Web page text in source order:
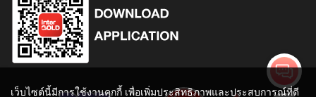
เว็บไซต์นี้มีการใช้งานคุกกี้ เพื่อเพิ่มประสิทธิภาพและประสบการณ์ที่ดี